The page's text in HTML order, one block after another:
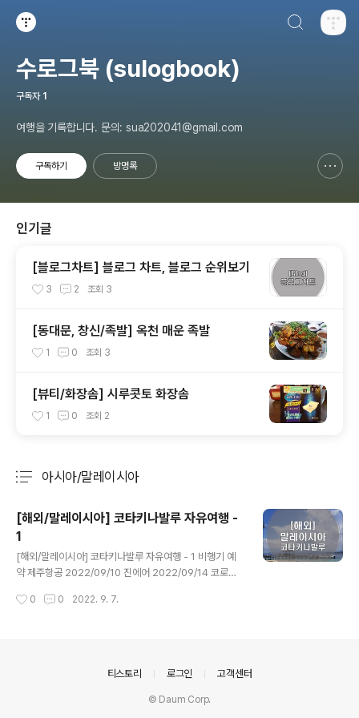
수로그북 (sulogbook)
구독자 1
여행을 기록합니다. 문의: sua202041@gmail.com
구독하기 방명록
인기글
[블로그차트] 블로그 차트, 블로그 순위보기
3 2 조회 3
[동대문, 창신/족발] 옥천 매운 족발
1 0 조회 3
[뷰티/화장솜] 시루콧토 화장솜
1 0 조회 2
아시아/말레이시아
[해외/말레이시아] 코타키나발루 자유여행 -
1
[해외/말레이시아] 코타키나발루 자유여행 - 1 비행기 예
약 제주항공 2022/09/10 진에어 2022/09/14 코로나
행 블로그로 만들었는데 환불-환불-환불 죄다 환불하는 포
약했다. 추석 포함해서 가는 것치곤 싼 것 같은데...? 업체를
2만 원 정도 싸길래 항공사에 들어가서 결제했다. 제주항
0 0 2022. 9. 7.
티스토리 로그인 고객센터
© Daum Corp.